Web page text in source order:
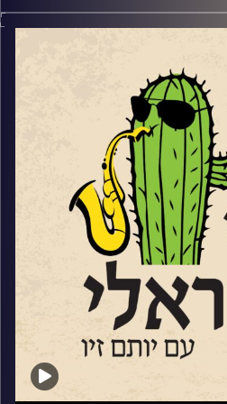
יאיר דלאל)
הולגאב ליצירה ישראלית-אתיופית,
בניהולו האומנותי של אפי בניה.
הסיום שלו ב 25.6 יוקדש לאבבה מלסה, מהמלחינים
האתיופית, מי שהלחין יותר
שנים רבות. במופע יופיעו אחיו
הצעיר מוסה אבבה, בנו של
השירה של זמנה.
שמעיה לקראתמופע טריו
האלבום החדש של טל משיח,
זילברשטיין והבסיסט רון